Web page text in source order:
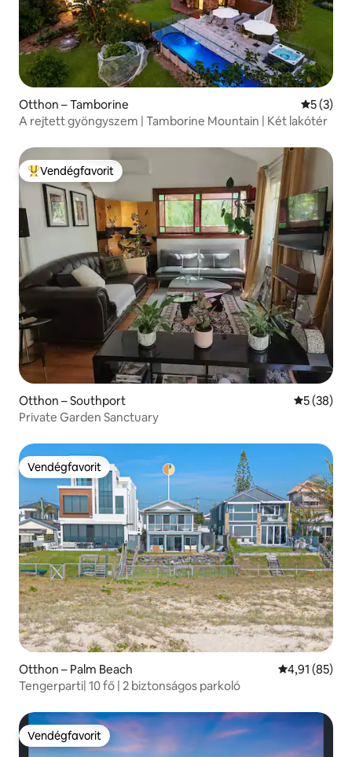
Otthon – Tamborine Átlagos
5 (3)
A rejtett gyöngyszem | Tamborine Mountain | Két lakótér
Kiemelt vendégfavorit
Vendégfavorit
Otthon – Southport Átlagos
5 (38)
Private Garden Sanctuary
Vendégfavorit
Vendégfavorit
Otthon – Palm Beach Átlagos
4,91 (85)
Tengerparti| 10 fő | 2 biztonságos parkoló
Vendégfavorit
Vendégfavorit